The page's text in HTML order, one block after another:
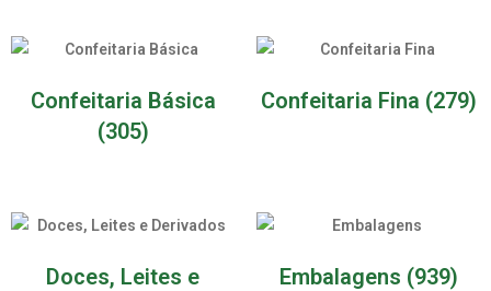
Confeitaria Básica
(305)
Confeitaria Fina (279)
Doces, Leites e
Embalagens (939)